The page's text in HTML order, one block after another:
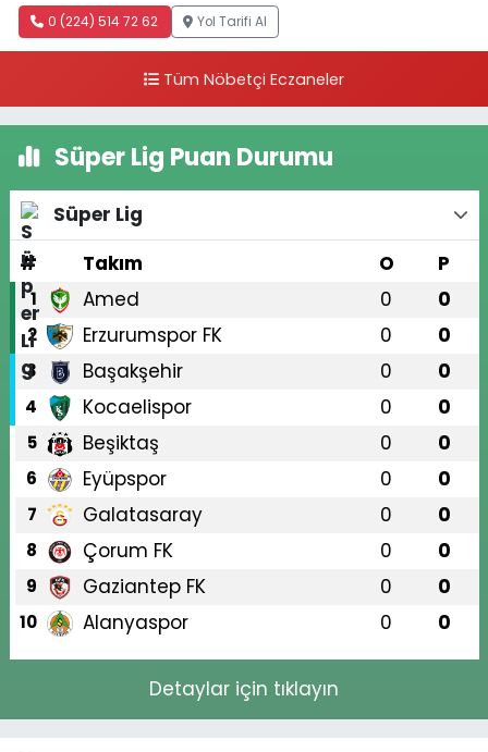
0 (224) 514 72 62 Yol Tarifi Al
Tüm Nöbetçi Eczaneler
Süper Lig Puan Durumu
Süper Lig
#
Takım O P
1 Amed 0 0
2 Erzurumspor FK 0 0
3 Başakşehir 0 0
4 Kocaelispor 0 0
5 Beşiktaş 0 0
6 Eyüpspor 0 0
7 Galatasaray 0 0
8 Çorum FK 0 0
9 Gaziantep FK 0 0
10 Alanyaspor 0 0
Detaylar için tıklayın